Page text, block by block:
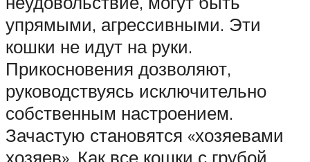
упрямыми, агрессивными. Эти
кошки не идут на руки.
Прикосновения дозволяют,
руководствуясь исключительно
собственным настроением.
Зачастую становятся «хозяевами
хозяев». Как все кошки с грубой